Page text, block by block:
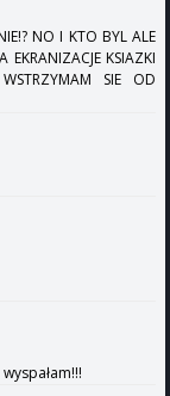
NO I KTO BYL ALE
KSIAZKI
SIE OD